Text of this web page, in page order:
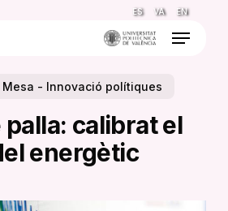
ES VA EN
Menu
Mesa - Innovació polítiques
palla: calibrat el
energètic